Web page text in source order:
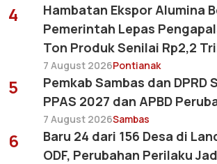
4
Hambatan Ekspor Alumina
Pemerintah Lepas
Ton Produk Senilai Rp2,2
7 August 2026Pontianak
5
Pemkab Sambas dan DPRD
PPAS 2027 dan APBD
7 August 2026Sambas
6
Baru 24 dari 156 Desa di
ODF, Perubahan Perilaku